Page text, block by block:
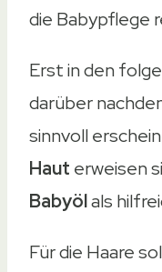
die Babypflege
Erst in den
darüber
sinnvoll
Haut erweisen
Babyölals
Für die Haare